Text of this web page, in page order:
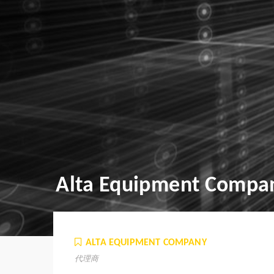
Alta Equipment
ALTA EQUIPMENT COMPANY
代理商